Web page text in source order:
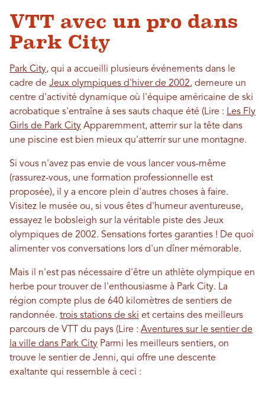
VTT avec un pro dans
Park City
Park City, qui a accueilli plusieurs événements dans le
cadre de Jeux olympiques d'hiver de 2002, demeure un
centre d'activité dynamique où l'équipe américaine de ski
acrobatique s'entraîne à ses sauts chaque été (Lire : Les Fly
Girls de Park City Apparemment, atterrir sur la tête dans
une piscine est bien mieux qu'atterrir sur une montagne.
Si vous n'avez pas envie de vous lancer vous-même
(rassurez-vous, une formation professionnelle est
proposée), il y a encore plein d'autres choses à faire.
Visitez le musée ou, si vous êtes d'humeur aventureuse,
essayez le bobsleigh sur la véritable piste des Jeux
olympiques de 2002. Sensations fortes garanties ! De quoi
alimenter vos conversations lors d'un dîner mémorable.
Mais il n'est pas nécessaire d'être un athlète olympique en
herbe pour trouver de l'enthousiasme à Park City. La
région compte plus de 640 kilomètres de sentiers de
randonnée. trois stations de ski et certains des meilleurs
parcours de VTT du pays (Lire : Aventures sur le sentier de
la ville dans Park City Parmi les meilleurs sentiers, on
trouve le sentier de Jenni, qui offre une descente
exaltante qui ressemble à ceci :